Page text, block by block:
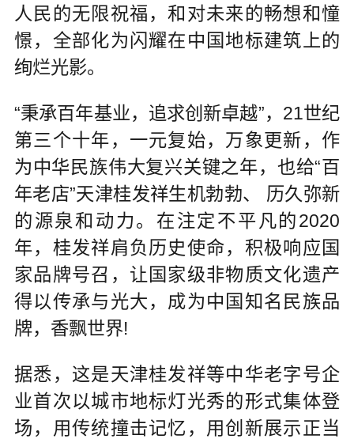
人民的无限祝福，和对未来的畅想和憧
憬，全部化为闪耀在中国地标建筑上的
绚烂光影。
“秉承百年基业，追求创新卓越”，21世纪
第三个十年，一元复始，万象更新，作
为中华民族伟大复兴关键之年，也给“百
年老店”天津桂发祥生机勃勃、 历久弥新
的源泉和动力。在注定不平凡的2020
年，桂发祥肩负历史使命，积极响应国
家品牌号召，让国家级非物质文化遗产
得以传承与光大，成为中国知名民族品
牌，香飘世界!
据悉，这是天津桂发祥等中华老字号企
业首次以城市地标灯光秀的形式集体登
场，用传统撞击记忆，用创新展示正当